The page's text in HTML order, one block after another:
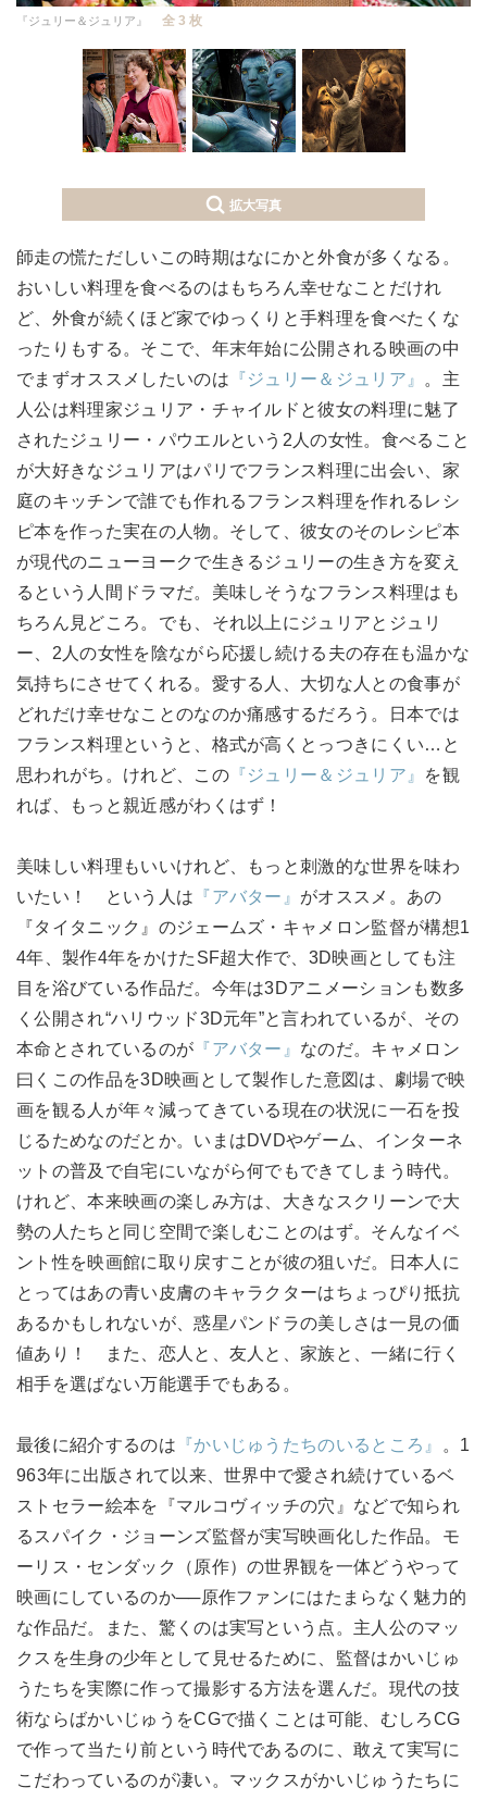
『ジュリー＆ジュリア』 全 3 枚
拡大写真
師走の慌ただしいこの時期はなにかと外食が多くなる。
おいしい料理を食べるのはもちろん幸せなことだけれ
ど、外食が続くほど家でゆっくりと手料理を食べたくな
ったりもする。そこで、年末年始に公開される映画の中
でまずオススメしたいのは 『ジュリー＆ジュリア』 。主
人公は料理家ジュリア・チャイルドと彼女の料理に魅了
されたジュリー・パウエルという2人の女性。食べること
が大好きなジュリアはパリでフランス料理に出会い、家
庭のキッチンで誰でも作れるフランス料理を作れるレシ
ピ本を作った実在の人物。そして、彼女のそのレシピ本
が現代のニューヨークで生きるジュリーの生き方を変え
るという人間ドラマだ。美味しそうなフランス料理はも
ちろん見どころ。でも、それ以上にジュリアとジュリ
ー、2人の女性を陰ながら応援し続ける夫の存在も温かな
気持ちにさせてくれる。愛する人、大切な人との食事が
どれだけ幸せなことのなのか痛感するだろう。日本では
フランス料理というと、格式が高くとっつきにくい…と
思われがち。けれど、この『ジュリー＆ジュリア』 を観
れば、もっと親近感がわくはず！
美味しい料理もいいけれど、もっと刺激的な世界を味わ
いたい！ という人は 『アバター』 がオススメ。あの
『タイタニック』のジェームズ・キャメロン監督が構想1
4年、製作4年をかけたSF超大作で、3D映画としても注
目を浴びている作品だ。今年は3Dアニメーションも数多
く公開され“ハリウッド3D元年”と言われているが、その
本命とされているのが 『アバター』 なのだ。キャメロン
曰くこの作品を3D映画として製作した意図は、劇場で映
画を観る人が年々減ってきている現在の状況に一石を投
じるためなのだとか。いまはDVDやゲーム、インターネ
ットの普及で自宅にいながら何でもできてしまう時代。
けれど、本来映画の楽しみ方は、大きなスクリーンで大
勢の人たちと同じ空間で楽しむことのはず。そんなイベ
ント性を映画館に取り戻すことが彼の狙いだ。日本人に
とってはあの青い皮膚のキャラクターはちょっぴり抵抗
あるかもしれないが、惑星パンドラの美しさは一見の価
値あり！ また、恋人と、友人と、家族と、一緒に行く
相手を選ばない万能選手でもある。
最後に紹介するのは 『かいじゅうたちのいるところ』
。1
963年に出版されて以来、世界中で愛され続けているベ
ストセラー絵本を『マルコヴィッチの穴』などで知られ
るスパイク・ジョーンズ監督が実写映画化した作品。モ
ーリス・センダック（原作）の世界観を一体どうやって
映画にしているのか──原作ファンにはたまらなく魅力的
な作品だ。また、驚くのは実写という点。主人公のマッ
クスを生身の少年として見せるために、監督はかいじゅ
うたちを実際に作って撮影する方法を選んだ。現代の技
術ならばかいじゅうをCGで描くことは可能、むしろCG
で作って当たり前という時代であるのに、敢えて実写に
こだわっているのが凄い。マックスがかいじゅうたちに